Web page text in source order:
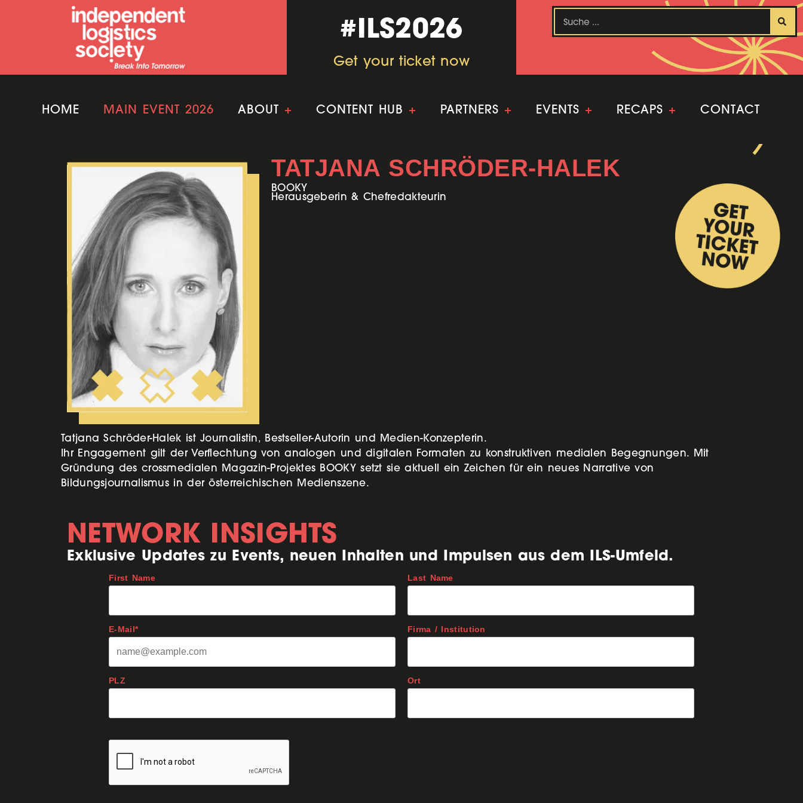
#ILS2026
Get your ticket now
#ILS2026
Get your ticket now
HOME MAIN EVENT 2026 ABOUT + CONTENT HUB + PARTNERS + EVENTS + RECAPS + CONTACT
TATJANA SCHRÖDER-HALEK
BOOKY
Herausgeberin & Chefredakteurin
Tatjana Schröder-Halek ist Journalistin, Bestseller-Autorin und Medien-Konzepterin.
Ihr Engagement gilt der Verflechtung von analogen und digitalen Formaten zu konstruktiven medialen Begegnungen. Mit
Gründung des crossmedialen Magazin-Projektes BOOKY setzt sie aktuell ein Zeichen für ein neues Narrative von
Bildungsjournalismus in der österreichischen Medienszene.
NETWORK INSIGHTS
Exklusive Updates zu Events, neuen Inhalten und Impulsen aus dem ILS-Umfeld.
First Name Last Name
E-Mail* Firma / Institution
PLZ Ort